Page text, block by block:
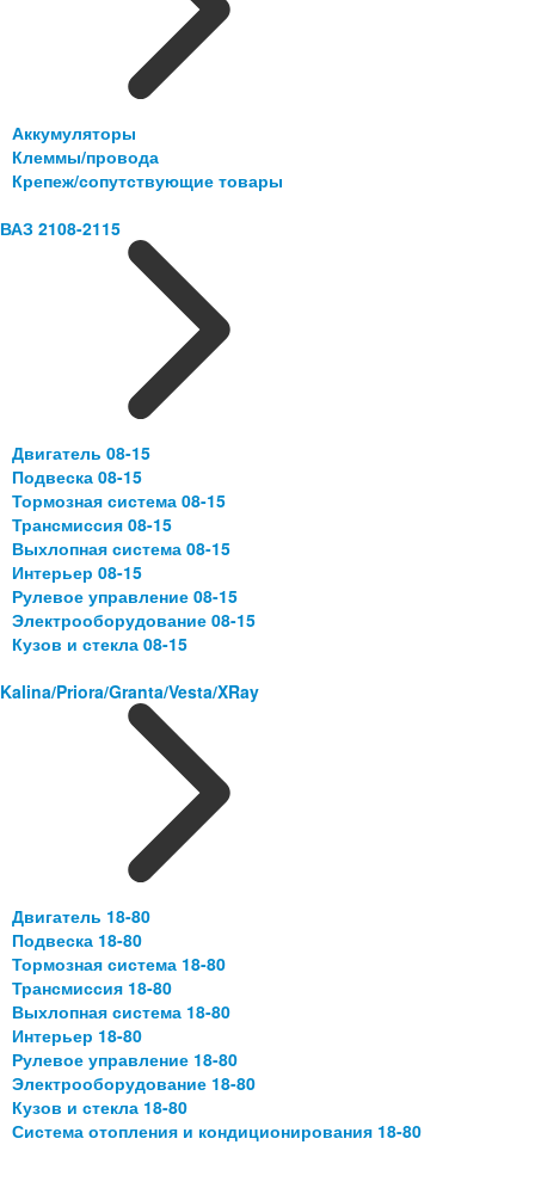
Аккумуляторы
Клеммы/провода
Крепеж/сопутствующие товары
ВАЗ 2108-2115
Двигатель 08-15
Подвеска 08-15
Тормозная система 08-15
Трансмиссия 08-15
Выхлопная система 08-15
Интерьер 08-15
Рулевое управление 08-15
Электрооборудование 08-15
Кузов и стекла 08-15
Kalina/Priora/Granta/Vesta/XRay
Двигатель 18-80
Подвеска 18-80
Тормозная система 18-80
Трансмиссия 18-80
Выхлопная система 18-80
Интерьер 18-80
Рулевое управление 18-80
Электрооборудование 18-80
Кузов и стекла 18-80
Система отопления и кондиционирования 18-80